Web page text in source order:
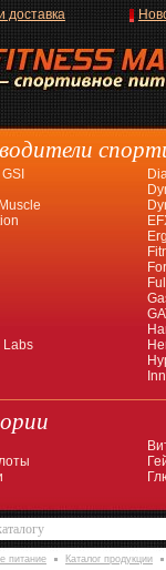
доставка
Labs
питание Каталог продукции